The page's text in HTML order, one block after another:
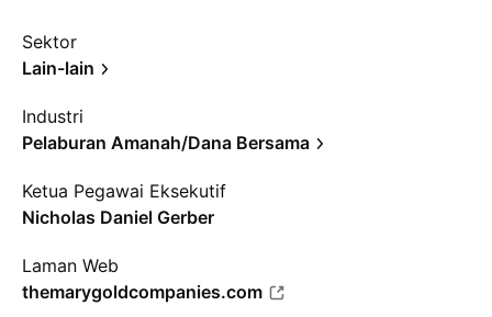
Sektor
Lain-lain
Industri
Pelaburan Amanah/Dana Bersama
Ketua Pegawai Eksekutif
Nicholas Daniel Gerber
Laman Web
themarygoldcompanies.com